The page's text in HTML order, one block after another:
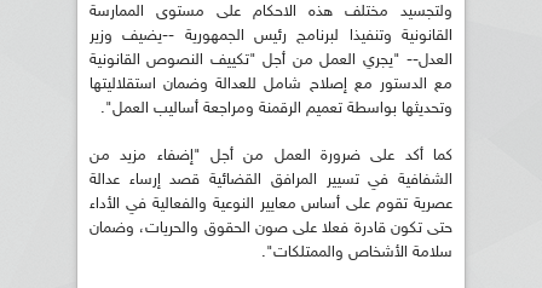
ولتجسيد مختلف هذه الاحكام على مستوى الممارسة
القانونية وتنفيذا لبرنامج رئيس الجمهورية --يضيف وزير
العدل-- "يجري العمل من أجل "تكييف النصوص القانونية
مع الدستور مع إصلاح شامل للعدالة وضمان استقلاليتها
وتحديثها بواسطة تعميم الرقمنة ومراجعة أساليب العمل".
كما أكد على ضرورة العمل من أجل "إضفاء مزيد من
الشفافية في تسيير المرافق القضائية قصد إرساء عدالة
عصرية تقوم على أساس معايير النوعية والفعالية في الأداء
حتى تكون قادرة فعلا على صون الحقوق والحريات، وضمان
سلامة الأشخاص والممتلكات".